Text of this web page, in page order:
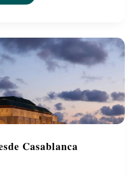
Casablanca